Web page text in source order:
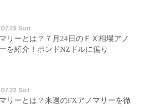
Sun
リーとは？７月24日のＦＸ相場アノ
を紹介！ポンドNZドルに偏り
Sat
リーとは？来週のFXアノマリーを徹